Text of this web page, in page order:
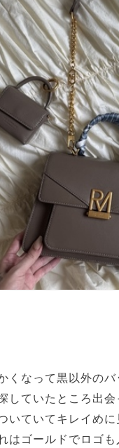
くなって黒以外の
していたところ出
いていてキレイめ
はゴールドでロゴ